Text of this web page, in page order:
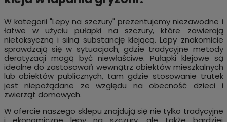
W kategorii "Lepy na szczury" prezentujemy niezawodne i
łatwe w użyciu pułapki na szczury, które zawierają
nietoksyczną i silną substancję klejącą. Lepy znakomicie
sprawdzają się w sytuacjach, gdzie tradycyjne metody
deratyzacji mogą być niewłaściwe. Pułapki klejowe są
idealne do zastosowań wewnątrz obiektów mieszkalnych
lub obiektów publicznych, tam gdzie stosowanie trutek
jest niepożądane ze względu na obecność dzieci i
zwierząt domowych.
W ofercie naszego sklepu znajdują się nie tylko tradycyjne